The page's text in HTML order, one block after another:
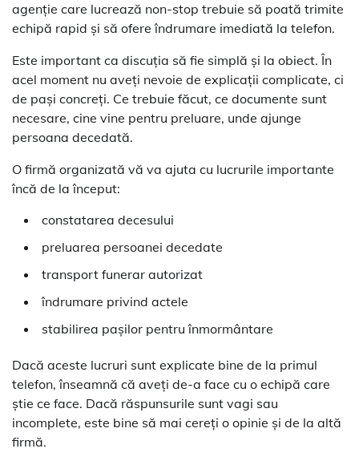
agenție care lucrează non-stop trebuie să poată trimite
echipă rapid și să ofere îndrumare imediată la telefon.
Este important ca discuția să fie simplă și la obiect. În
acel moment nu aveți nevoie de explicații complicate, ci
de pași concreți. Ce trebuie făcut, ce documente sunt
necesare, cine vine pentru preluare, unde ajunge
persoana decedată.
O firmă organizată vă va ajuta cu lucrurile importante
încă de la început:
constatarea decesului
preluarea persoanei decedate
transport funerar autorizat
îndrumare privind actele
stabilirea pașilor pentru înmormântare
Dacă aceste lucruri sunt explicate bine de la primul
telefon, înseamnă că aveți de-a face cu o echipă care
știe ce face. Dacă răspunsurile sunt vagi sau
incomplete, este bine să mai cereți o opinie și de la altă
firmă.